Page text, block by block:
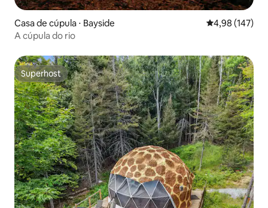
Casa de cúpula ⋅ Bayside 4,98 de uma
4,98 (147)
A cúpula do rio
Superhost
Superhost